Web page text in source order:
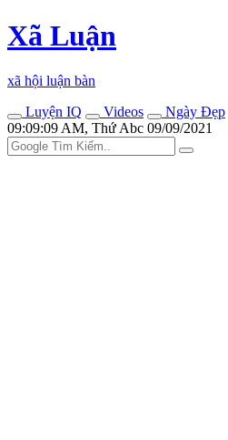
Xã Luận
xã hội luận bàn
Luyện IQ
Videos
Ngày Đẹp
09:09:09 AM, Thứ Abc 09/09/2021